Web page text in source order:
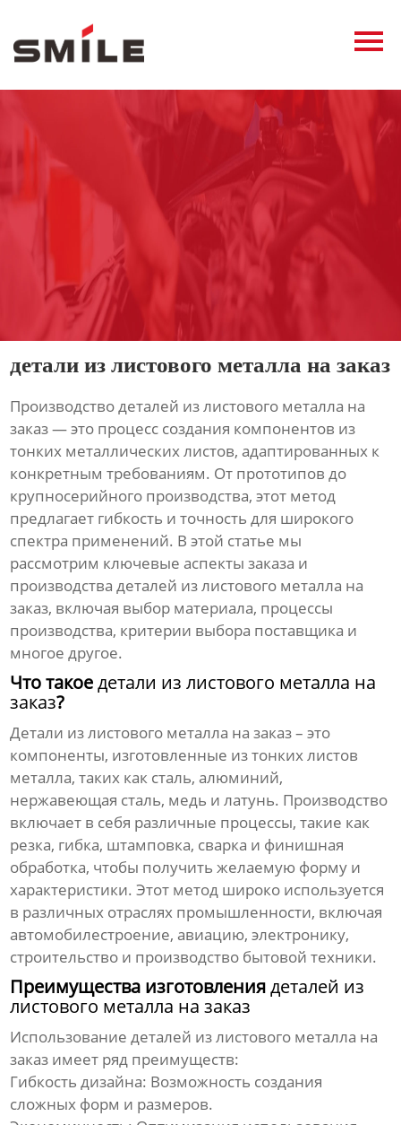
Продукция
О нас
Контакты
детали из листового металла на заказ
Производстводеталей из листового металла на
заказ— это процесс создания компонентов из
тонких металлических листов, адаптированных к
конкретным требованиям. От прототипов до
крупносерийного производства, этот метод
предлагает гибкость и точность для широкого
спектра применений. В этой статье мы
рассмотрим ключевые аспекты заказа и
производствадеталей из листового металла на
заказ, включая выбор материала, процессы
производства, критерии выбора поставщика и
многое другое.
Что такоедетали из листового металла на
заказ?
Детали из листового металла на заказ– это
компоненты, изготовленные из тонких листов
металла, таких как сталь, алюминий,
нержавеющая сталь, медь и латунь. Производство
включает в себя различные процессы, такие как
резка, гибка, штамповка, сварка и финишная
обработка, чтобы получить желаемую форму и
характеристики. Этот метод широко используется
в различных отраслях промышленности, включая
автомобилестроение, авиацию, электронику,
строительство и производство бытовой техники.
Преимущества изготовлениядеталей из
листового металла на заказ
Использованиедеталей из листового металла на
заказ имеет ряд преимуществ:
Гибкость дизайна: Возможность создания
сложных форм и размеров.